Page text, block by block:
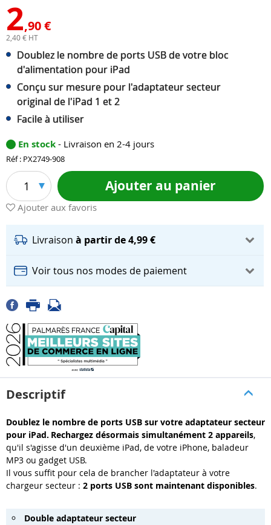
2,90 €
2,40 € HT
Doublez le nombre de ports USB de votre bloc
d'alimentation pour iPad
Conçu sur mesure pour l'adaptateur secteur
original de l'iPad 1 et 2
Facile à utiliser
En stock - Livraison en 2-4 jours
Réf : PX2749-908
1 Ajouter au panier
Ajouter aux favoris
Livraison à partir de 4,99 €
Voir tous nos modes de paiement
Descriptif
Doublez le nombre de ports USB sur votre adaptateur secteur
pour iPad. Rechargez désormais simultanément 2 appareils,
qu'il s'agisse d'un deuxième iPad, de votre iPhone, baladeur
MP3 ou gadget USB.
Il vous suffit pour cela de brancher l'adaptateur à votre
chargeur secteur : 2 ports USB sont maintenant disponibles.
Double adaptateur secteur